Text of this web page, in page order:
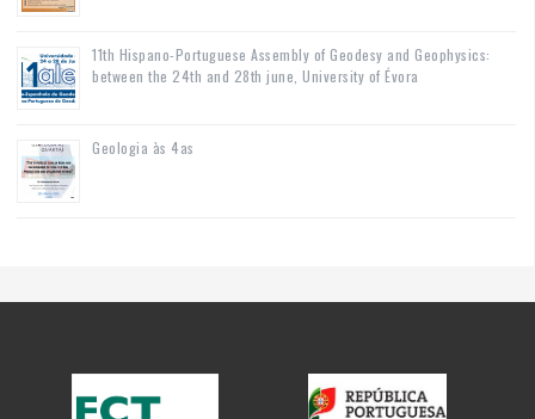
11th Hispano-Portuguese Assembly of Geodesy and Geophysics:
between the 24th and 28th june, University of Évora
Geologia às 4as